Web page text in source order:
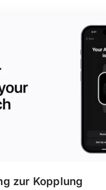
zur Kopplung